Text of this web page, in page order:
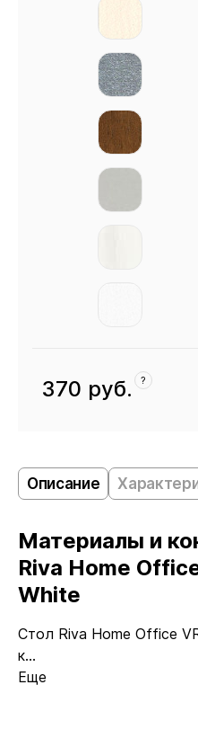
370 руб. ?
Описание
Материалы и
Riva Home
White
Стол Riva Home Office
к...
Еще